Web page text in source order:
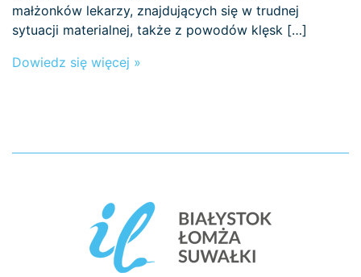
małżonków lekarzy, znajdujących się w trudnej
sytuacji materialnej, także z powodów klęsk […]
Dowiedz się więcej »